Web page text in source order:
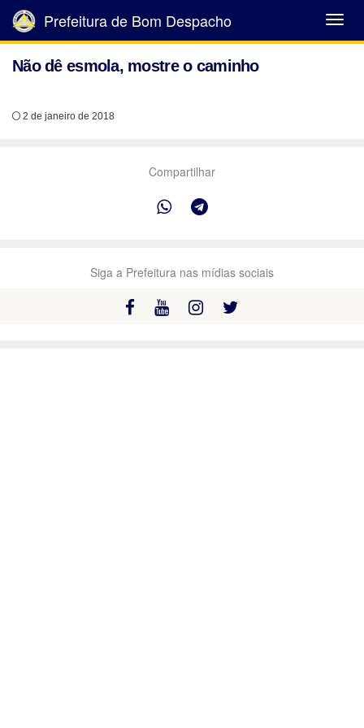
Abrir
Menu
Prefeitura de Bom Despacho
Não dê esmola, mostre o caminho
2 de janeiro de 2018
Compartilhar
Siga a Prefeitura nas mídias sociais